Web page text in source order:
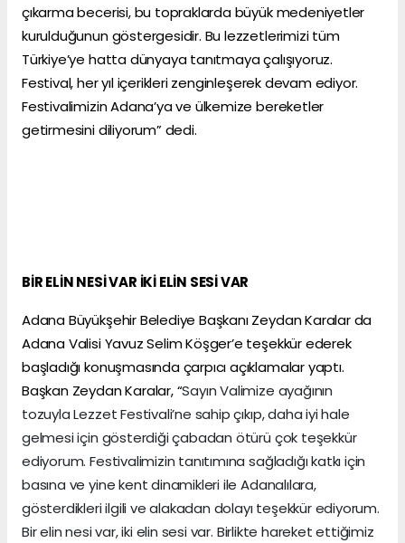
çıkarma becerisi, bu topraklarda büyük medeniyetler
kurulduğunun göstergesidir. Bu lezzetlerimizi tüm
Türkiye’ye hatta dünyaya tanıtmaya çalışıyoruz.
Festival, her yıl içerikleri zenginleşerek devam ediyor.
Festivalimizin Adana’ya ve ülkemize bereketler
getirmesini diliyorum” dedi.
BİR ELİN NESİ VAR İKİ ELİN SESİ VAR
Adana Büyükşehir Belediye Başkanı Zeydan Karalar da
Adana Valisi Yavuz Selim Köşger’e teşekkür ederek
başladığı konuşmasında çarpıcı açıklamalar yaptı.
Başkan Zeydan Karalar, “Sayın Valimize ayağının
tozuyla Lezzet Festivali’ne sahip çıkıp, daha iyi hale
gelmesi için gösterdiği çabadan ötürü çok teşekkür
ediyorum. Festivalimizin tanıtımına sağladığı katkı için
basına ve yine kent dinamikleri ile Adanalılara,
gösterdikleri ilgili ve alakadan dolayı teşekkür ediyorum.
Bir elin nesi var, iki elin sesi var. Birlikte hareket ettiğimiz